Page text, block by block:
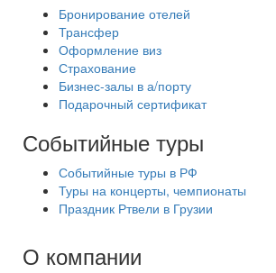
Бронирование отелей
Трансфер
Оформление виз
Страхование
Бизнес-залы в а/порту
Подарочный сертификат
Событийные туры
Событийные туры в РФ
Туры на концерты, чемпионаты
Праздник Ртвели в Грузии
О компании